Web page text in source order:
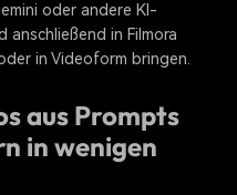
oder andere KI-
in Filmora
in Videoform bringen.
aus Prompts
in wenigen